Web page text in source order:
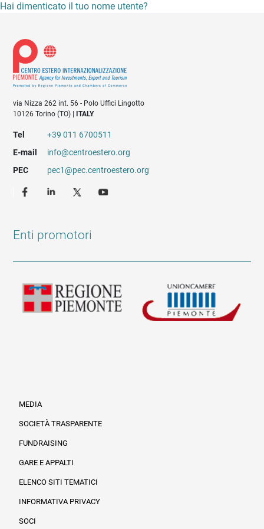
Hai dimenticato il tuo nome utente?
via Nizza 262 int. 56 - Polo Uffici Lingotto
10126 Torino (TO) |
ITALY
Tel
+39 011 6700511
E-mail
info@centroestero.org
PEC
pec1@pec.centroestero.org
Enti promotori
MEDIA
SOCIETÀ TRASPARENTE
FUNDRAISING
GARE E APPALTI
ELENCO SITI TEMATICI
INFORMATIVA PRIVACY
SOCI